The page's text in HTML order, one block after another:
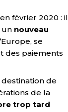
février 2020 : il
un nouveau
se
des paiements
de
de la
trop tard